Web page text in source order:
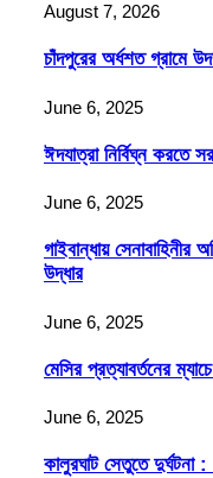
August 7, 2026
চাঁদপুরের অর্ধশত গ্রামে
June 6, 2025
ঈদযাত্রা নির্বিঘ্ন করতে
June 6, 2025
গাইবান্ধায় সেনাবাহিনীর
উদ্ধার
June 6, 2025
মেসির প্রত্যাবর্তনের
June 6, 2025
কালুরঘাট সেতুতে দুর্ঘটনা